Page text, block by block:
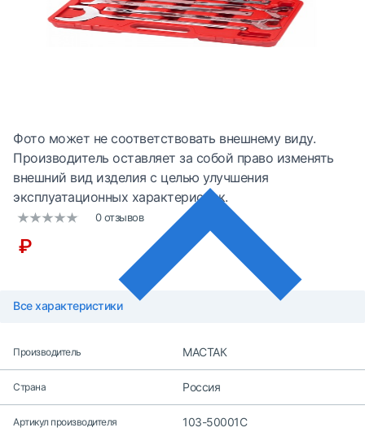
Фото может не соответствовать внешнему виду.
Производитель оставляет за собой право изменять
внешний вид изделия с целью улучшения
эксплуатационных характеристик.
0 отзывов
₽
Все характеристики
Производитель МАСТАК
Страна Россия
Артикул производителя 103-50001C